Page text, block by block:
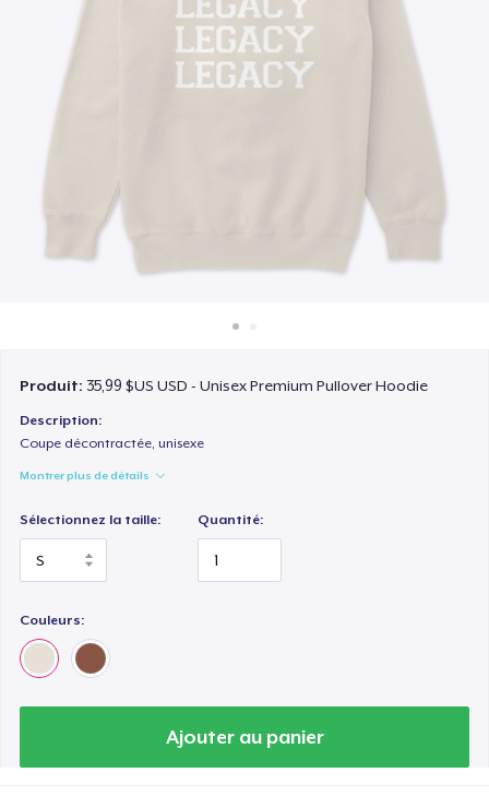
Vendez partout
Produit: 35,99 $US USD - Unisex Premium Pullover Hoodie
Description:
Coupe décontractée, unisexe
Montrer plus de détails
Sélectionnez la taille: Quantité:
Couleurs:
Ajouter au panier